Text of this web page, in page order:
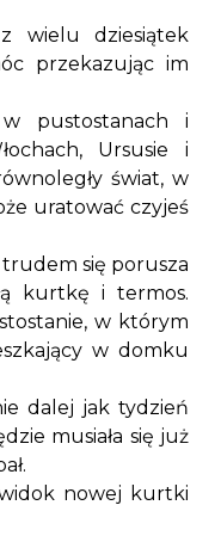
wielu dziesiątek
przekazując im
pustostanach i
Ursusie i
świat, w
uratować czyjeś
się porusza
kurtkę i termos.
w którym
w domku
dalej jak tydzień
musiała się już
nowej kurtki